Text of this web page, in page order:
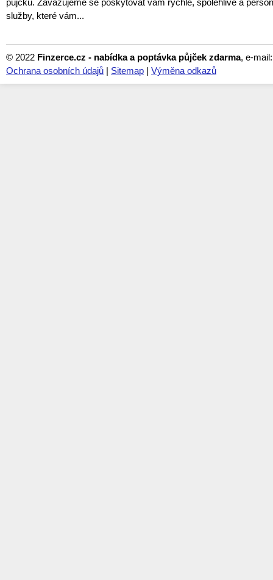
služby, které vám...
© 2022 Finzerce.cz - nabídka a poptávka půjček zdarma, e-
Ochrana osobních údajů | Sitemap | Výměna odkazů